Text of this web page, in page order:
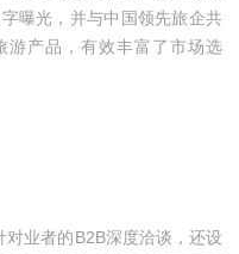
曝光，并与中国领先旅企共
游产品，有效丰富了市场选
业者的B2B深度洽谈，还设